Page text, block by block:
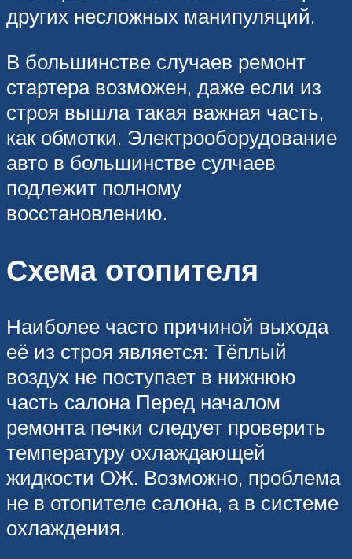
других несложных манипуляций.
В большинстве случаев ремонт
стартера возможен, даже если из
строя вышла такая важная часть,
как обмотки. Электрооборудование
авто в большинстве сулчаев
подлежит полному
восстановлению.
Схема отопителя
Наиболее часто причиной выхода
её из строя является: Тёплый
воздух не поступает в нижнюю
часть салона Перед началом
ремонта печки следует проверить
температуру охлаждающей
жидкости ОЖ. Возможно, проблема
не в отопителе салона, а в системе
охлаждения.